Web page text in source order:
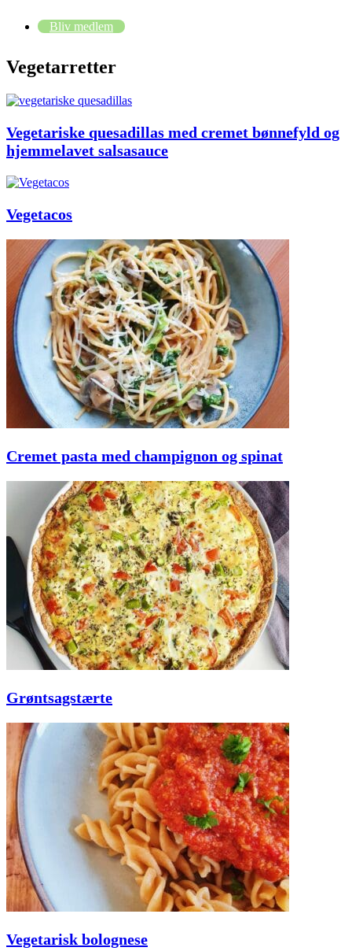
Bliv medlem
Vegetarretter
Vegetariske quesadillas med cremet bønnefyld og
hjemmelavet salsasauce
Vegetacos
Cremet pasta med champignon og spinat
Grøntsagstærte
Vegetarisk bolognese